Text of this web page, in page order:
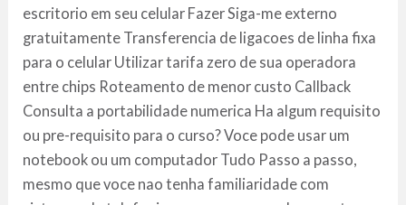
escritorio em seu celular Fazer Siga-me externo
gratuitamente Transferencia de ligacoes de linha fixa
para o celular Utilizar tarifa zero de sua operadora
entre chips Roteamento de menor custo Callback
Consulta a portabilidade numerica Ha algum requisito
ou pre-requisito para o curso? Voce pode usar um
notebook ou um computador Tudo Passo a passo,
mesmo que voce nao tenha familiaridade com